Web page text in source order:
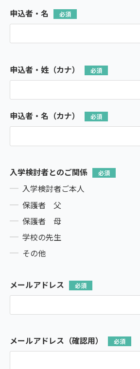
申込者・名
申込者・姓（カナ）
申込者・名（カナ）
入学検討者とのご関係
入学検討者ご本人
保護者 父
保護者 母
学校の先生
その他
メールアドレス
メールアドレス（確認用）